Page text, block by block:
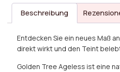
Beschreibung
Entdecken Sie ein neues Maß
direkt wirkt und den Teint
Golden Tree Ageless ist eine